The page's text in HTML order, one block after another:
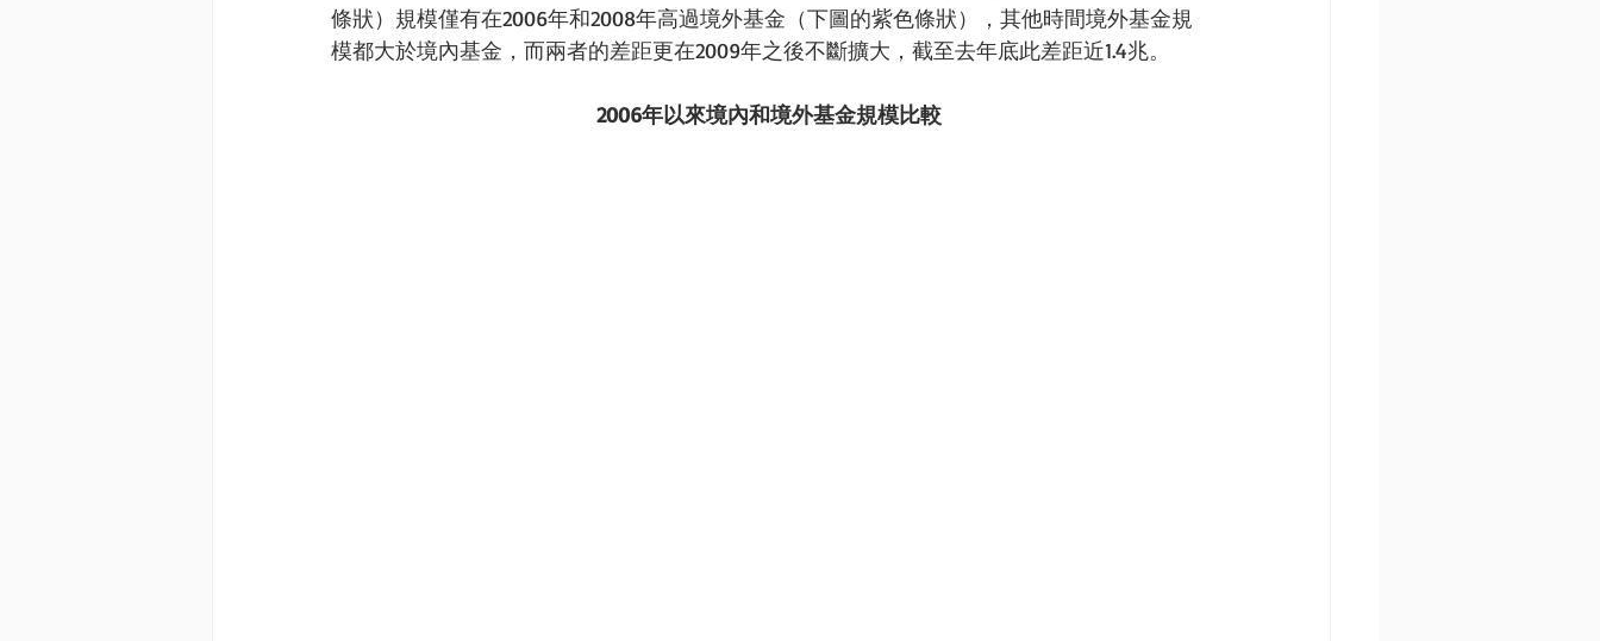
條狀）規模僅有在2006年和2008年高過境外基金（下圖的紫色條狀），其他時間境外基金規
模都大於境內基金，而兩者的差距更在2009年之後不斷擴大，截至去年底此差距近1.4兆。
2006年以來境內和境外基金規模比較